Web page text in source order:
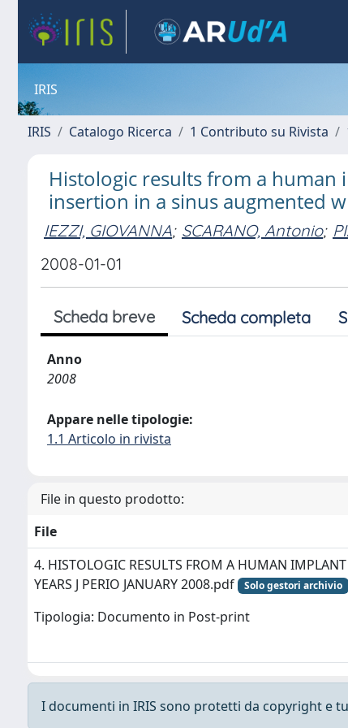
IRIS
IRIS Catalogo Ricerca 1 Contributo su Rivista
Histologic results from a
insertion in a sinus augmented
IEZZI, GIOVANNA; SCARANO, Antonio;
2008-01-01
Scheda breve Scheda completa
Anno
2008
Appare nelle tipologie:
1.1 Articolo in rivista
File in questo prodotto:
File
4. HISTOLOGIC RESULTS FROM A HUMAN IMPLANT
YEARS J PERIO JANUARY 2008.pdf
Solo gestori archivio
Tipologia: Documento in Post-print
I documenti in IRIS sono protetti da copyright e